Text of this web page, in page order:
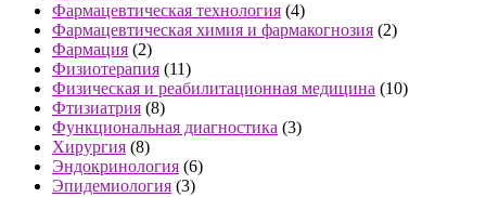
Фармацевтическая технология (4)
Фармацевтическая химия и фармакогнозия (2)
Фармация (2)
Физиотерапия (11)
Физическая и реабилитационная медицина (10)
Фтизиатрия (8)
Функциональная диагностика (3)
Хирургия (8)
Эндокринология (6)
Эпидемиология (3)